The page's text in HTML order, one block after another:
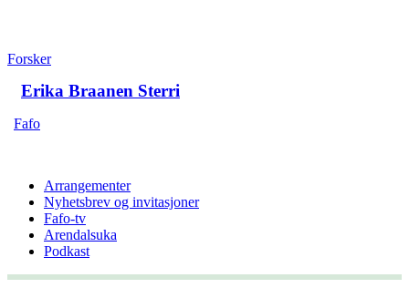
Forsker
Erika Braanen Sterri
Fafo
Arrangementer
Nyhetsbrev og invitasjoner
Fafo-tv
Arendalsuka
Podkast